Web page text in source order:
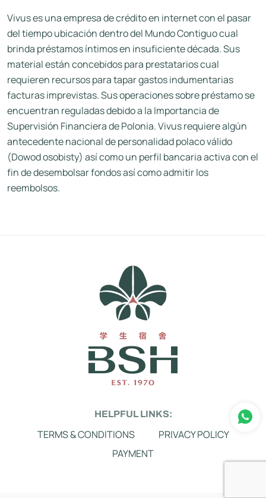
Vivus es una empresa de crédito en internet con el pasar
del tiempo ubicación dentro del Mundo Contiguo cual
brinda préstamos íntimos en insuficiente década. Sus
material están concebidos para prestatarios cual
requieren recursos para tapar gastos indumentarias
facturas imprevistas. Sus operaciones sobre préstamo se
encuentran reguladas debido a la Importancia de
Supervisión Financiera de Polonia. Vivus requiere algún
antecedente nacional de personalidad polaco válido
(Dowod osobisty) así­ como un perfil bancaria activa con el
fin de desembolsar fondos así­ como admitir los
reembolsos.
HELPFUL LINKS:
TERMS & CONDITIONS
PRIVACY POLICY
PAYMENT